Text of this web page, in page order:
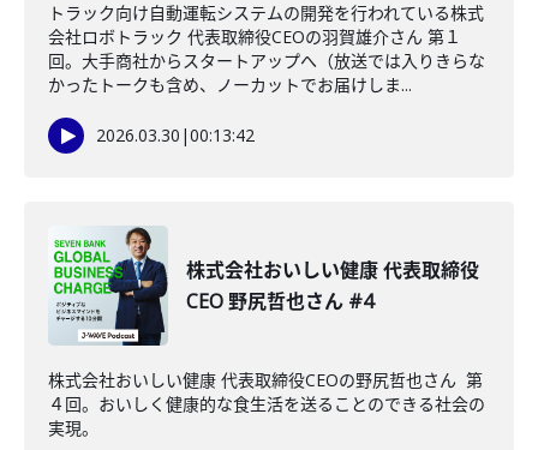
トラック向け自動運転システムの開発を行われている株式
会社ロボトラック 代表取締役CEOの羽賀雄介さん 第１
回。大手商社からスタートアップへ（放送では入りきらな
かったトークも含め、ノーカットでお届けしま...
2026.03.30 |00:13:42
株式会社おいしい健康 代表取締役
CEO 野尻哲也さん #4
株式会社おいしい健康 代表取締役CEOの野尻哲也さん 第
４回。おいしく健康的な食生活を送ることのできる社会の
実現。